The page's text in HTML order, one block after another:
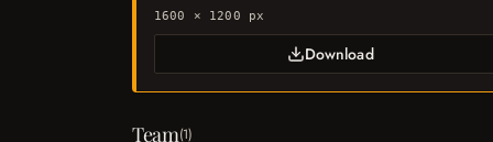
1600 × 1200 px
Download
Team(1)